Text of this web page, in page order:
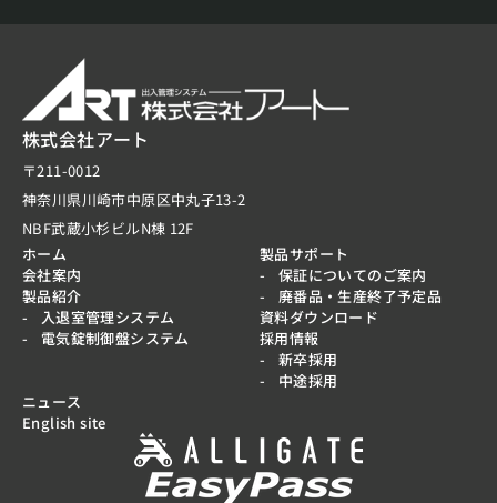
株式会社アート
〒211-0012
神奈川県川崎市中原区中丸子13-2
NBF武蔵小杉ビルN棟 12F
ホーム
会社案内
製品紹介
入退室管理システム
電気錠制御盤システム
製品サポート
保証についてのご案内
廃番品・生産終了予定品
資料ダウンロード
採用情報
新卒採用
中途採用
ニュース
English site